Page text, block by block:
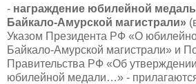
- награждение юбилейной
Байкало-Амурской магистрали»
Указом Президента РФ «О
Байкало-Амурской магистрали» и
Правительства РФ «Об
юбилейной медали…» -